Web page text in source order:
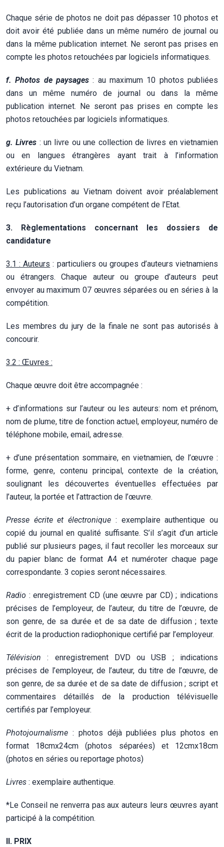
Chaque série de photos ne doit pas dépasser 10 photos et
doit avoir été publiée dans un même numéro de journal ou
dans la même publication internet. Ne seront pas prises en
compte les photos retouchées par logiciels informatiques.
f. Photos de paysages : au maximum 10 photos publiées
dans un même numéro de journal ou dans la même
publication internet. Ne seront pas prises en compte les
photos retouchées par logiciels informatiques.
g. Livres : un livre ou une collection de livres en vietnamien
ou en langues étrangères ayant trait à l’information
extérieure du Vietnam.
Les publications au Vietnam doivent avoir préalablement
reçu l’autorisation d’un organe compétent de l’Etat.
3. Règlementations concernant les dossiers de
candidature
3.1 : Auteurs : particuliers ou groupes d’auteurs vietnamiens
ou étrangers. Chaque auteur ou groupe d’auteurs peut
envoyer au maximum 07 œuvres séparées ou en séries à la
compétition.
Les membres du jury de la finale ne sont pas autorisés à
concourir.
3.2 : Œuvres :
Chaque œuvre doit être accompagnée :
+ d’informations sur l’auteur ou les auteurs: nom et prénom,
nom de plume, titre de fonction actuel, employeur, numéro de
téléphone mobile, email, adresse.
+ d’une présentation sommaire, en vietnamien, de l’œuvre :
forme, genre, contenu principal, contexte de la création,
soulignant les découvertes éventuelles effectuées par
l’auteur, la portée et l’attraction de l’œuvre.
Presse écrite et électronique : exemplaire authentique ou
copié du journal en qualité suffisante. S’il s’agit d’un article
publié sur plusieurs pages, il faut recoller les morceaux sur
du papier blanc de format A4 et numéroter chaque page
correspondante. 3 copies seront nécessaires.
Radio : enregistrement CD (une œuvre par CD) ; indications
précises de l’employeur, de l’auteur, du titre de l’œuvre, de
son genre, de sa durée et de sa date de diffusion ; texte
écrit de la production radiophonique certifié par l’employeur.
Télévision : enregistrement DVD ou USB ; indications
précises de l’employeur, de l’auteur, du titre de l’œuvre, de
son genre, de sa durée et de sa date de diffusion ; script et
commentaires détaillés de la production télévisuelle
certifiés par l’employeur.
Photojournalisme : photos déjà publiées plus photos en
format 18cmx24cm (photos séparées) et 12cmx18cm
(photos en séries ou reportage photos)
Livres : exemplaire authentique.
*Le Conseil ne renverra pas aux auteurs leurs œuvres ayant
participé à la compétition.
II. PRIX